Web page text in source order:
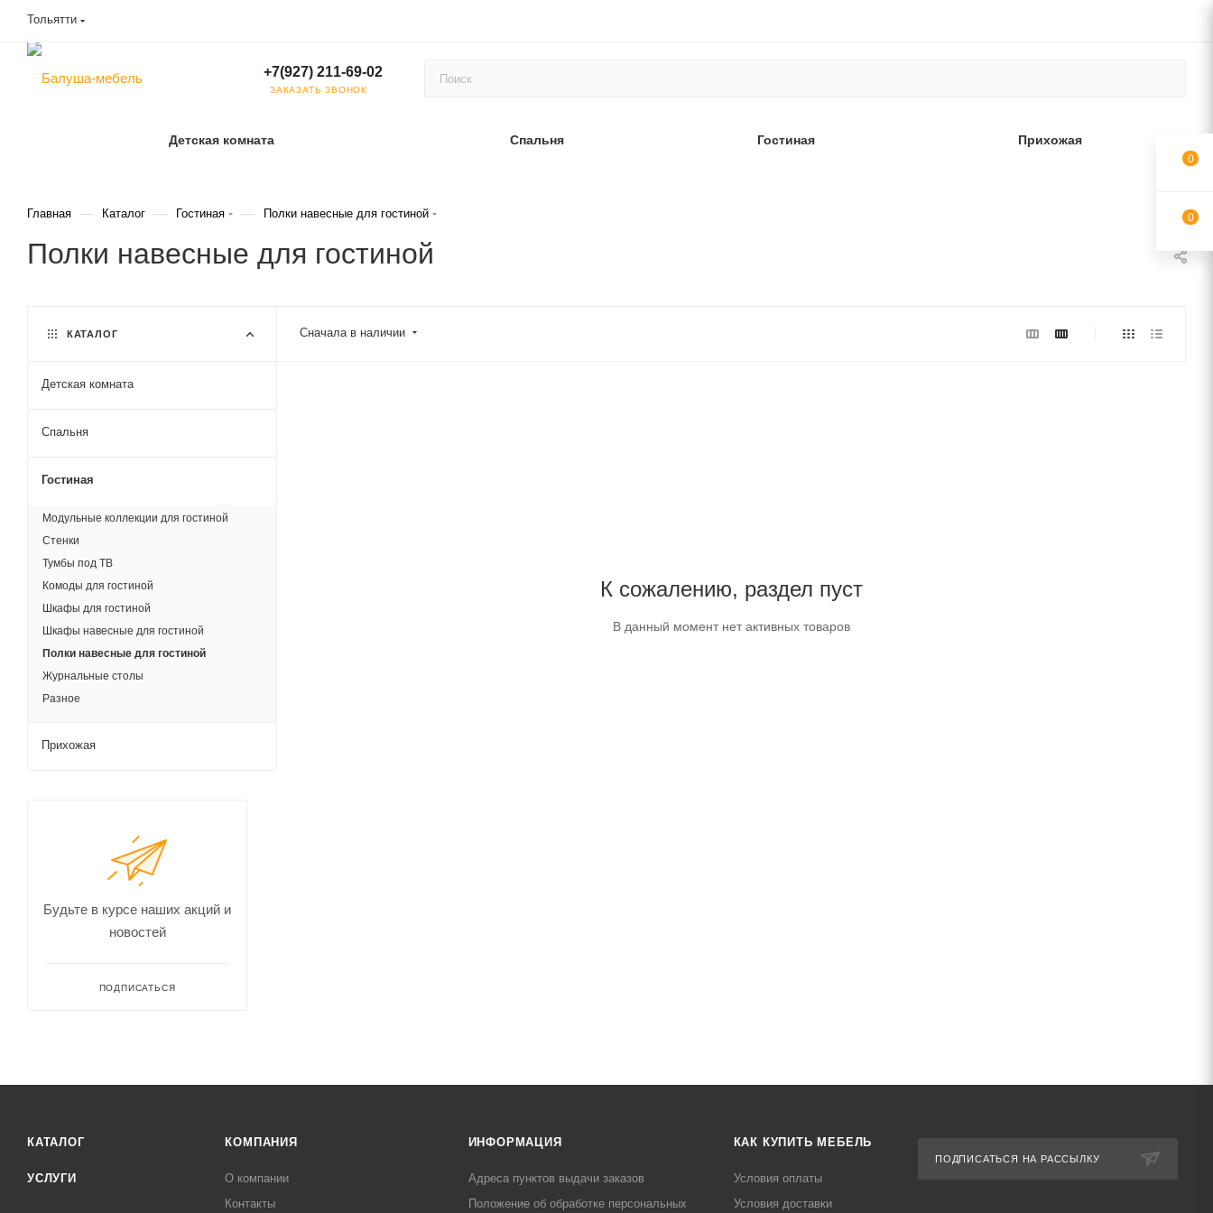
Тольятти
+7(927) 211-69-02
ЗАКАЗАТЬ ЗВОНОК
Детская комната Спальня Гостиная Прихожая
Главная — Каталог — Гостиная — Полки навесные для гостиной
Полки навесные для гостиной
Сначала в наличии
К сожалению, раздел пуст
В данный момент нет активных товаров
КАТАЛОГ
Детская комната
Спальня
Гостиная
Модульные коллекции для гостиной
Стенки
Тумбы под ТВ
Комоды для гостиной
Шкафы для гостиной
Шкафы навесные для гостиной
Полки навесные для гостиной
Журнальные столы
Разное
Прихожая
Будьте в курсе наших акций и
новостей
ПОДПИСАТЬСЯ
КАТАЛОГ
УСЛУГИ
КОМПАНИЯ
О компании
Контакты
ИНФОРМАЦИЯ
Адреса пунктов выдачи заказов
Положение об обработке персональных
КАК КУПИТЬ МЕБЕЛЬ
Условия оплаты
Условия доставки
ПОДПИСАТЬСЯ НА РАССЫЛКУ
0
0